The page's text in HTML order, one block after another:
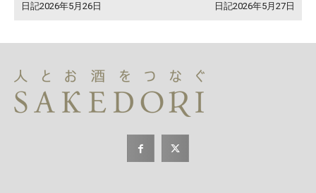
日記2026年5月26日 日記2026年5月27日